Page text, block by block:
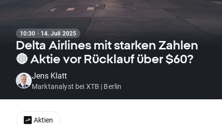
10:30 · 14. Juli 2025
Delta Airlines mit starken Zahlen
🔴 Aktie vor Rücklauf über $60?
Jens Klatt
Marktanalyst bei XTB | Berlin
Aktien